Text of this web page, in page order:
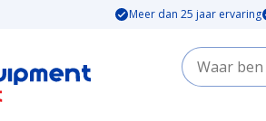
Meer dan 25 jaar ervaring